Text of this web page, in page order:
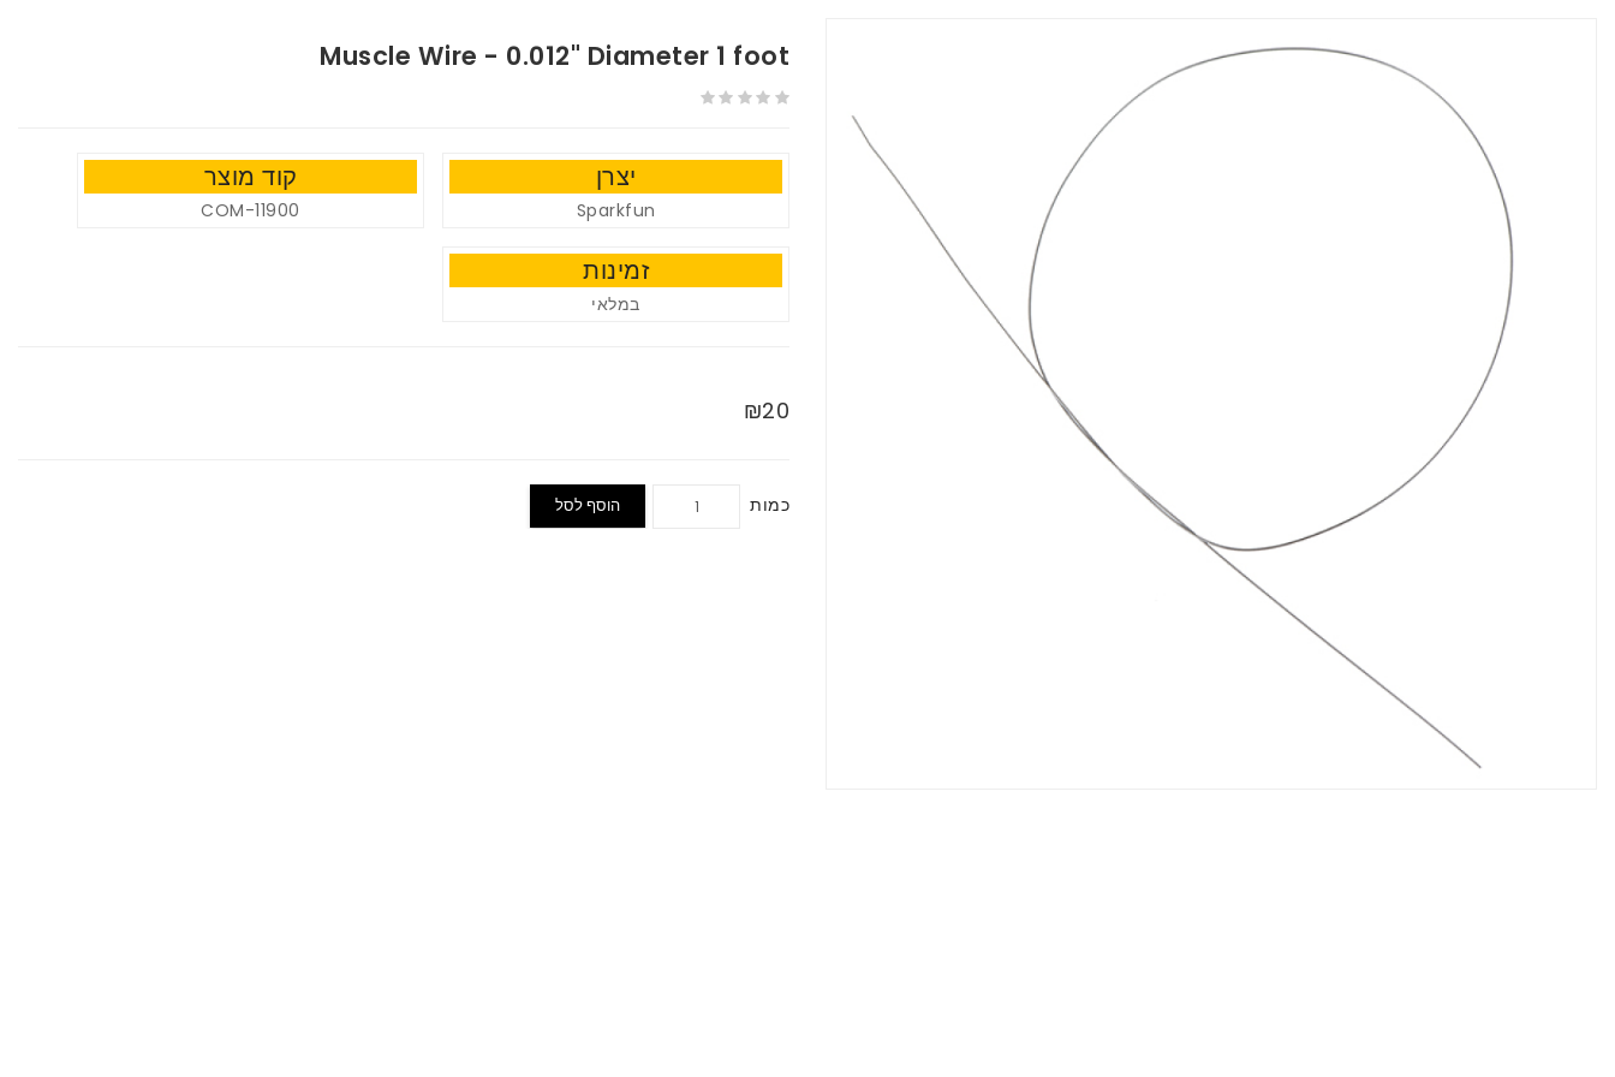
Muscle Wire - 0.012" Diameter 1 foot
יצרן
Sparkfun
קוד מוצר
COM-11900
זמינות
במלאי
₪20
כמות הוסף לסל